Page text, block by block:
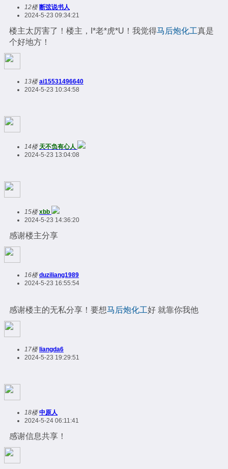
12楼 断弦说书人
2024-5-23 09:34:21
楼主太厉害了！楼主，I*老*虎*U！我觉得马后炮化工真是
个好地方！
13楼 ai15531496640
2024-5-23 10:34:58
14楼 天不负有心人
2024-5-23 13:04:08
15楼 xbb
2024-5-23 14:36:20
感谢楼主分享
16楼 duziliang1989
2024-5-23 16:55:54
感谢楼主的无私分享！要想马后炮化工好 就靠你我他
17楼 liangda6
2024-5-23 19:29:51
18楼 中原人
2024-5-24 06:11:41
感谢信息共享！